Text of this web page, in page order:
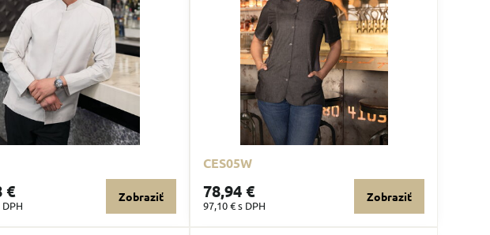
€
DPH
Zobraziť
CES05W
78,94 €
97,10 €s DPH
Zobraziť